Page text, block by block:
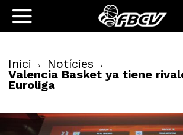
Inici Notícies
Valencia Basket ya tiene
Euroliga